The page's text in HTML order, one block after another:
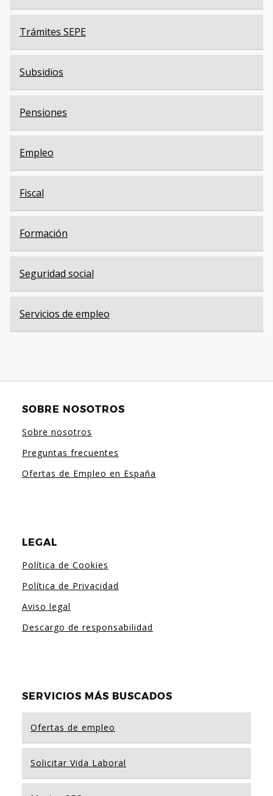
Trámites SEPE
Subsidios
Pensiones
Empleo
Fiscal
Formación
Seguridad social
Servicios de empleo
SOBRE NOSOTROS
Sobre nosotros
Preguntas frecuentes
Ofertas de Empleo en España
LEGAL
Política de Cookies
Política de Privacidad
Aviso legal
Descargo de responsabilidad
SERVICIOS MÁS BUSCADOS
Ofertas de empleo
Solicitar Vida Laboral